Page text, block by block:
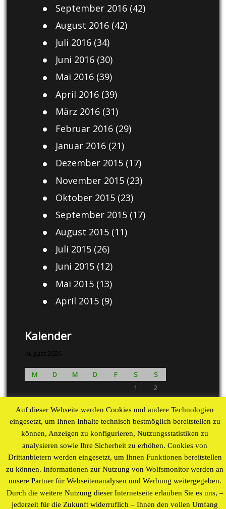
September 2016(42)
August 2016(42)
Juli 2016(34)
Juni 2016(30)
Mai 2016(39)
April 2016(39)
März 2016(31)
Februar 2016(29)
Januar 2016(21)
Dezember 2015(17)
November 2015(23)
Oktober 2015(23)
September 2015(17)
August 2015(11)
Juli 2015(26)
Juni 2015(12)
Mai 2015(13)
April 2015(9)
Kalender
August 2026
M D M D F S
S
1
2
10
11 12 13 14 15
16
17
18 19 20 21 22
23
29
31
Proudly powered by WordPress theme by WP Blogs
Auf dieser Webseite werden Cookies und andere Technologien
eingesetzt, um Ihnen Inhalte technisch bestmöglich bereitstellen zu
können, Anzeigen zu konfigurieren, Nutzungsstatistiken zu
analysieren sowie Ihre Sicherheit zu erhöhen. Cookies von
Drittanbietern werden eingesetzt, um Ihnen Funktionen bereitstellen
zu können. Informationen zur Nutzung von Wolfsmonitor werden an
unsere Partner für Webseitenanalysen und Werbung weitergegeben.
Durch die weitere Nutzung dieser Internetseite erlauben Sie es uns, –
jederzeit für die Zukunft widerruflich – Ihnen den vollen Umfang